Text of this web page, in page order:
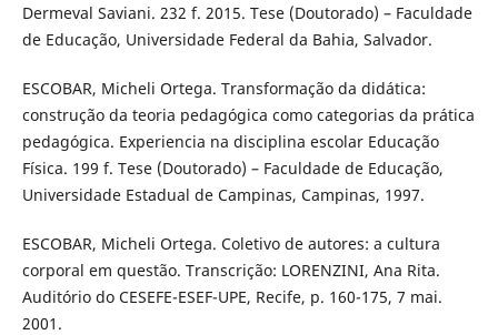
Dermeval Saviani. 232 f. 2015. Tese (Doutorado) – Faculdade
de Educação, Universidade Federal da Bahia, Salvador.
ESCOBAR, Micheli Ortega. Transformação da didática:
construção da teoria pedagógica como categorias da prática
pedagógica. Experiencia na disciplina escolar Educação
Física. 199 f. Tese (Doutorado) – Faculdade de Educação,
Universidade Estadual de Campinas, Campinas, 1997.
ESCOBAR, Micheli Ortega. Coletivo de autores: a cultura
corporal em questão. Transcrição: LORENZINI, Ana Rita.
Auditório do CESEFE-ESEF-UPE, Recife, p. 160-175, 7 mai.
2001.